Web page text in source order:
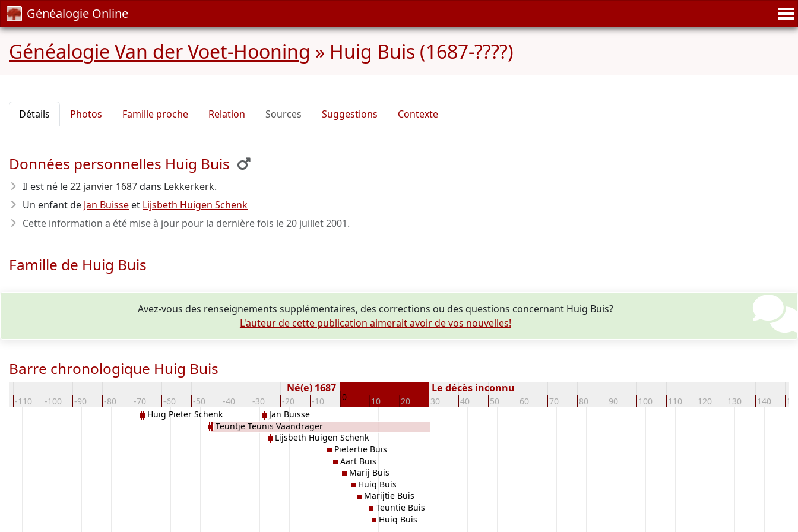
Généalogie Online
Généalogie Van der Voet-Hooning » Huig Buis (1687-????)
Détails Photos Famille proche Relation Sources Suggestions Contexte
Données personnelles Huig Buis
Il est né le22 janvier 1687dans Lekkerkerk.
Un enfant de Jan Buisse et Lijsbeth Huigen Schenk
Cette information a été mise à jour pour la dernière fois le20 juillet 2001.
Famille de Huig Buis
Avez-vous des renseignements supplémentaires, des corrections ou des questions concernant Huig Buis?
L'auteur de cette publication aimerait avoir de vos nouvelles!
Barre chronologique Huig Buis
-110 -100 -90 -80 -70 -60 -50 -40 -30 -20 -10 0 10 20 30 40 50 60 70 80 90 100 110 120 130 140
Né(e) 1687 Le décès inconnu
Huig Pieter Schenk
Teuntje Teunis Vaandrager
Jan Buisse
Lijsbeth Huigen Schenk
Pietertie Buis
Aart Buis
Marij Buis
Huig Buis
Marijtie Buis
Teuntie Buis
Huig Buis